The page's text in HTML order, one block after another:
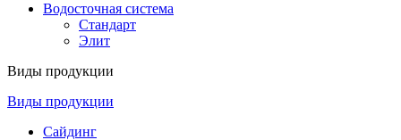
Водосточная система
Стандарт
Элит
Виды продукции
Виды продукции
Сайдинг